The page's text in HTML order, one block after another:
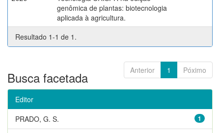
genômica de plantas: biotecnologia
aplicada à agricultura.
Resultado 1-1 de 1.
Anterior 1 Póximo
Busca facetada
Editor
1
PRADO, G. S.